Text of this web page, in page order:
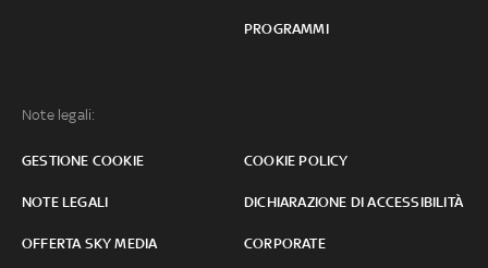
PROGRAMMI
Note legali:
GESTIONE COOKIE COOKIE POLICY
NOTE LEGALI DICHIARAZIONE DI ACCESSIBILITÀ
OFFERTA SKY MEDIA CORPORATE